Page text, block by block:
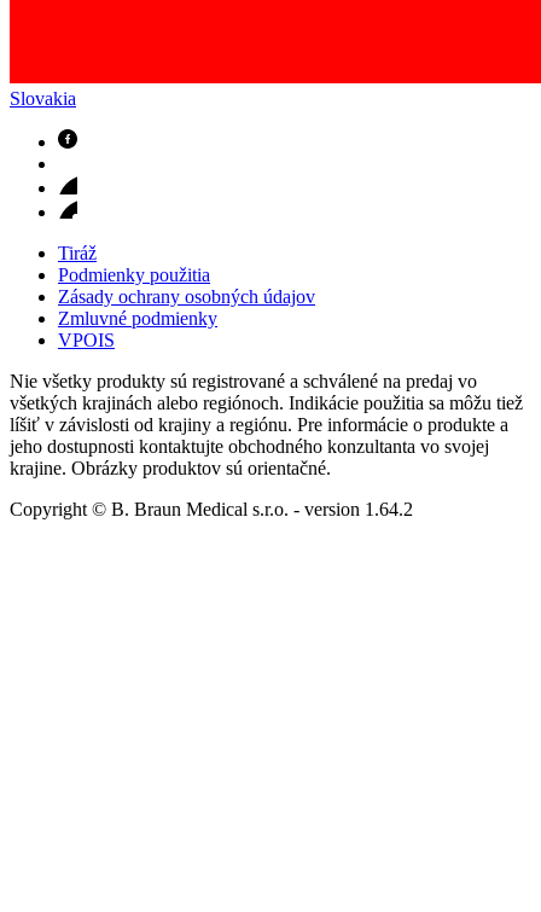
Slovakia
Tiráž
Podmienky použitia
Zásady ochrany osobných údajov
Zmluvné podmienky
VPOIS
Nie všetky produkty sú registrované a schválené na predaj vo
všetkých krajinách alebo regiónoch. Indikácie použitia sa môžu tiež
líšiť v závislosti od krajiny a regiónu. Pre informácie o produkte a
jeho dostupnosti kontaktujte obchodného konzultanta vo svojej
krajine. Obrázky produktov sú orientačné.
Copyright © B. Braun Medical s.r.o. - version 1.64.2